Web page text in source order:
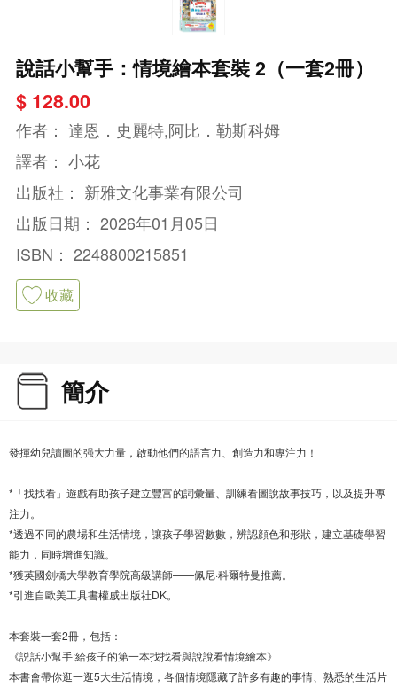
說話小幫手：情境繪本套裝 2（一套2冊）
$ 128.00
作者： 達恩．史麗特,阿比．勒斯科姆
譯者： 小花
出版社： 新雅文化事業有限公司
出版日期： 2026年01月05日
ISBN： 2248800215851
收藏
簡介
發揮幼兒讀圖的强大力量，啟動他們的語言力、創造力和專注力！
*「找找看」遊戲有助孩子建立豐富的詞彙量、訓練看圖說故事技巧，以及提升專
注力。
*透過不同的農場和生活情境，讓孩子學習數數，辨認顔色和形狀，建立基礎學習
能力，同時增進知識。
*獲英國劍橋大學教育學院高級講師——佩尼·科爾特曼推薦。
*引進自歐美工具書權威出版社DK。
本套裝一套2冊，包括：
《説話小幫手:給孩子的第一本找找看與說說看情境繪本》
本書會帶你逛一逛5大生活情境，各個情境隱藏了許多有趣的事情、熟悉的生活片